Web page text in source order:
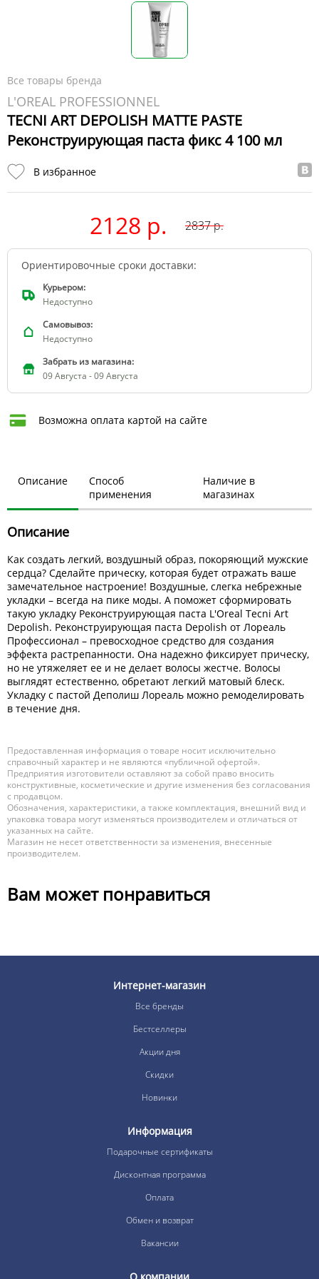
Все товары бренда
L'OREAL PROFESSIONNEL
TECNI ART DEPOLISH MATTE PASTE
Реконструирующая паста фикс 4 100 мл
В избранное
2128 р. 2837р.
Ориентировочные сроки доставки:
Курьером:
Недоступно
Самовывоз:
Недоступно
Забрать из магазина:
09 Августа - 09 Августа
Возможна оплата картой на сайте
Описание
Способ
применения
Наличие в
магазинах
Описание
Как создать легкий, воздушный образ, покоряющий мужские
сердца? Сделайте прическу, которая будет отражать ваше
замечательное настроение! Воздушные, слегка небрежные
укладки – всегда на пике моды. А поможет сформировать
такую укладку Реконструирующая паста L'Oreal Tecni Art
Depolish. Реконструирующая паста Depolish от Лореаль
Профессионал – превосходное средство для создания
эффекта растрепанности. Она надежно фиксирует прическу,
но не утяжеляет ее и не делает волосы жестче. Волосы
выглядят естественно, обретают легкий матовый блеск.
Укладку с пастой Деполиш Лореаль можно ремоделировать
в течение дня.
Предоставленная информация о товаре носит исключительно
справочный характер и не являются «публичной офертой».
Предприятия изготовители оставляют за собой право вносить
конструктивные, косметические и другие изменения без согласования
с продавцом.
Обозначения, характеристики, а также комплектация, внешний вид и
упаковка товара могут изменяться производителем и отличаться от
указанных на сайте.
Магазин не несет ответственности за изменения, внесенные
производителем.
Вам может понравиться
Интернет-магазин
Все бренды
Бестселлеры
Акции дня
Скидки
Новинки
Информация
Подарочные сертификаты
Дисконтная программа
Оплата
Обмен и возврат
Вакансии